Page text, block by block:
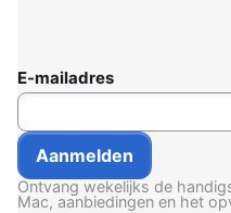
E-mailadres
Ontvang wekelijks de
Mac, aanbiedingen en het